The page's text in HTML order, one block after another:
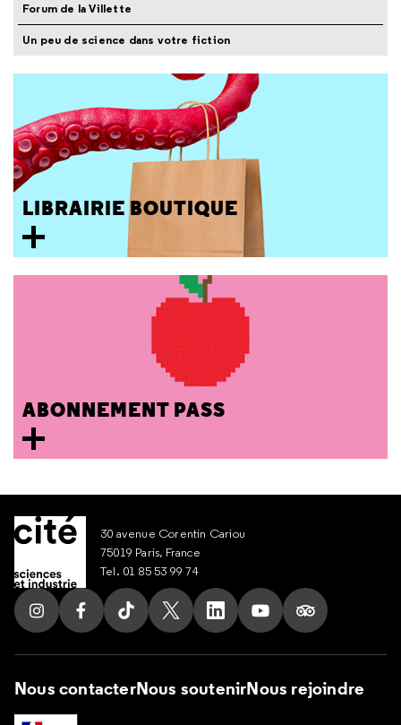
Forum de la Villette
Un peu de science dans votre fiction
LIBRAIRIE BOUTIQUE
ABONNEMENT PASS
30 avenue Corentin Cariou
75019 Paris, France
Tel. 01 85 53 99 74
Suivez nous sur Instagram
Suivez nous sur Facebook
Suivez nous sur Tik Tok
Suivez nous sur X
Suivez nous sur LinkedIn
Suivez nous sur
Suivez nous
Nous contacterNous soutenirNous rejoindre